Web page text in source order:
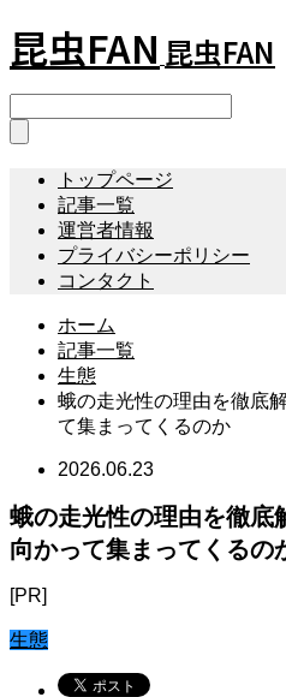
昆虫FAN 昆虫FAN
トップページ
記事一覧
運営者情報
プライバシーポリシー
コンタクト
ホーム
記事一覧
生態
蛾の走光性の理由を徹底
て集まってくるのか
2026.06.23
蛾の走光性の理由を徹底
向かって集まってくるの
[PR]
生態